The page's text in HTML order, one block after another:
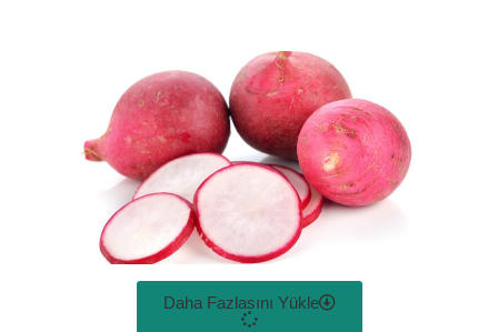
Daha Fazlasını Yükle